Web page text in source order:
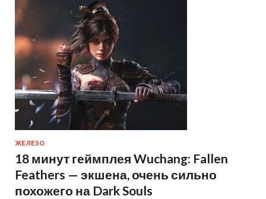
ЖЕЛЕЗО
18 минут геймплея Wuchang: Fallen
Feathers — экшена, очень сильно
похожего на Dark Souls